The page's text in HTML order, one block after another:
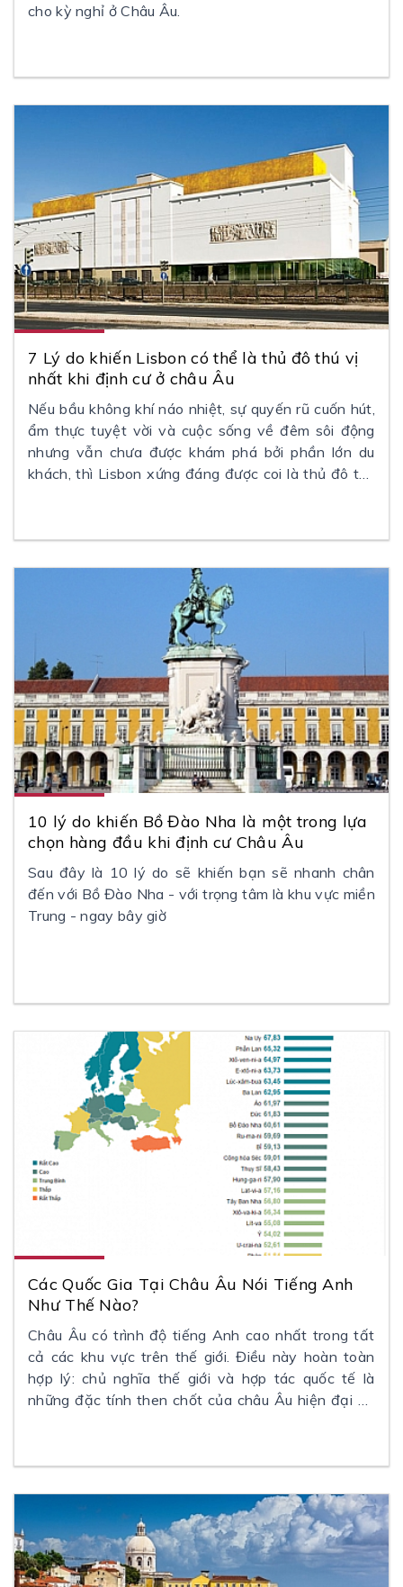
cho kỳ nghỉ ở Châu Âu.
7 Lý do khiến Lisbon có thể là thủ đô thú vị
nhất khi định cư ở châu Âu
Nếu bầu không khí náo nhiệt, sự quyến rũ cuốn hút,
ẩm thực tuyệt vời và cuộc sống về đêm sôi động
nhưng vẫn chưa được khám phá bởi phần lớn du
khách, thì Lisbon xứng đáng được coi là thủ đô thú
10 lý do khiến Bồ Đào Nha là một trong lựa
chọn hàng đầu khi định cư Châu Âu
Sau đây là 10 lý do sẽ khiến bạn sẽ nhanh chân
đến với Bồ Đào Nha - với trọng tâm là khu vực miền
Trung - ngay bây giờ
Các Quốc Gia Tại Châu Âu Nói Tiếng Anh
Như Thế Nào?
Châu Âu có trình độ tiếng Anh cao nhất trong tất
cả các khu vực trên thế giới. Điều này hoàn toàn
hợp lý: chủ nghĩa thế giới và hợp tác quốc tế là
những đặc tính then chốt của châu Âu hiện đại và